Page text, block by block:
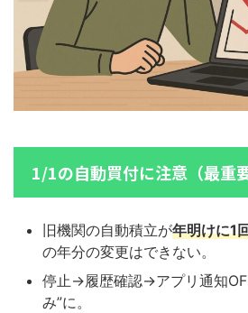
1/1の自動買付に注意（最重要
旧機関の自動積立が年明けに1
の年分の変更はできない。
停止→履歴確認→アプリ通知
み”に。